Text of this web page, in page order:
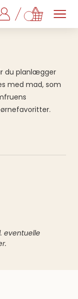
du planlægger
med mad, som
eventuelle